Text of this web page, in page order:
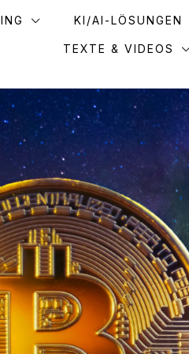
KI/AI-LÖSUNGEN
TEXTE & VIDEOS